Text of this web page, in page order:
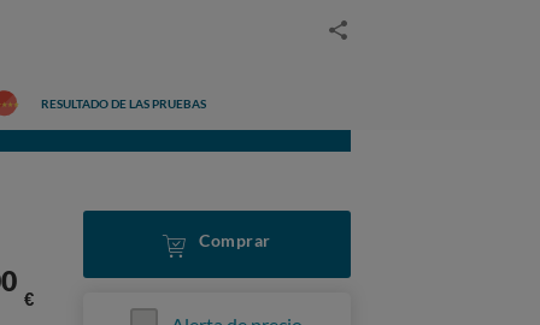
RESULTADO DE LAS PRUEBAS
€
Comprar